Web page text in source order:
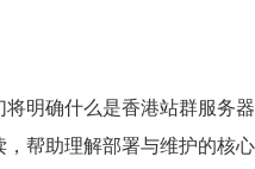
明确什么是香港站群服务
帮助理解部署与维护的核